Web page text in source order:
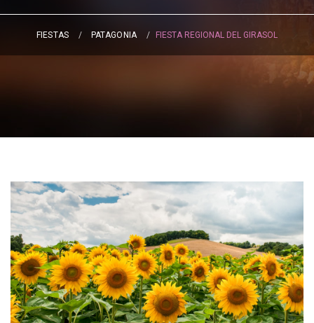
FIESTAS PATAGONIA FIESTA REGIONAL DEL GIRASOL